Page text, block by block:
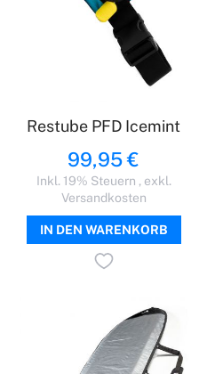
Restube PFD Icemint
99,95 €
Inkl. 19% Steuern , exkl.
Versandkosten
IN DEN WARENKORB